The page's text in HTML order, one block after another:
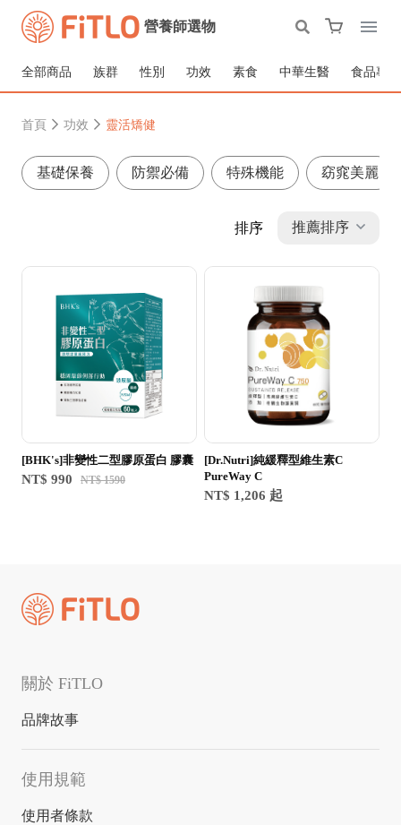
營養師選物
全部商品 族群 性別 功效 素食 中華生醫 食品專區
首頁 功效 靈活矯健
基礎保養 防禦必備 特殊機能 窈窕美麗
排序 推薦排序
[BHK's]非變性二型膠原蛋白 膠囊
NT$ 990 NT$ 1590
[Dr.Nutri]純緩釋型維生素C
PureWay C
NT$ 1,206 起
關於 FiTLO
品牌故事
使用規範
使用者條款